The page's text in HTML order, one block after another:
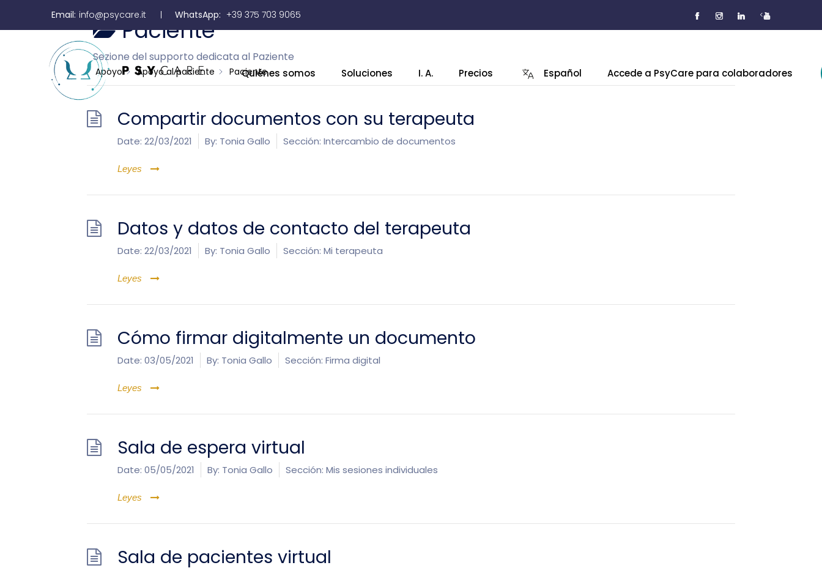
Email: info@psycare.it WhatsApp: +39 375 703 9065 <
Quiénes somos Soluciones I. A. Precios Español Accede a PsyCare para colaboradores
Paciente
Sezione del supporto dedicata al Paziente
Apoyo Apoyo al paciente Paciente
Compartir documentos con su terapeuta
Date: 22/03/2021 By: Tonia Gallo Sección: Intercambio de documentos
Leyes
Datos y datos de contacto del terapeuta
Date: 22/03/2021 By: Tonia Gallo Sección: Mi terapeuta
Leyes
Cómo firmar digitalmente un documento
Date: 03/05/2021 By: Tonia Gallo Sección: Firma digital
Leyes
Sala de espera virtual
Date: 05/05/2021 By: Tonia Gallo Sección: Mis sesiones individuales
Leyes
Sala de pacientes virtual